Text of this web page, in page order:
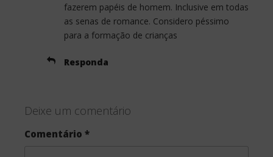
fazerem papéis de homem. Inclusive em todas
as senas de romance. Considero péssimo
para a formação de crianças
Responda
Deixe um comentário
Comentário *